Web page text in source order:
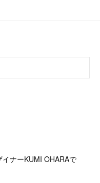
ナーKUMI OHARAで